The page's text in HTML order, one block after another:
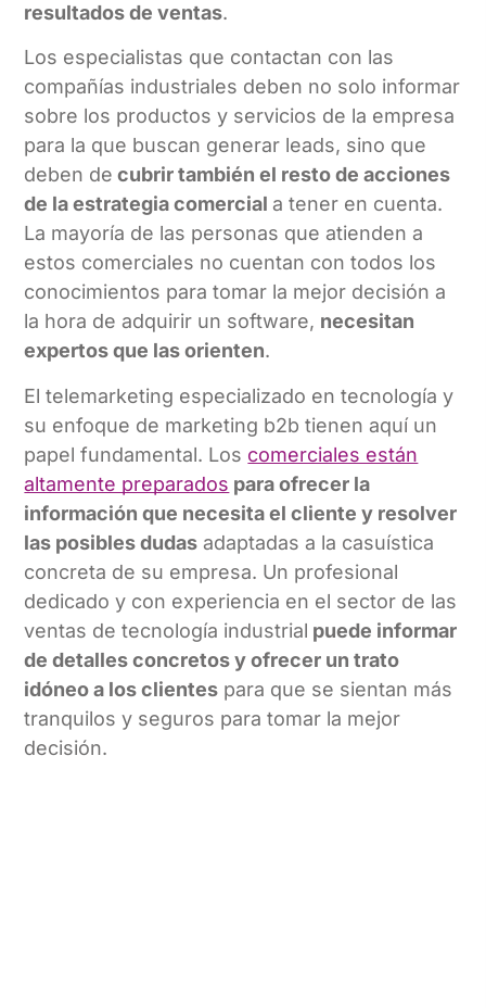
resultados de ventas.
Los especialistas que contactan con las
compañías industriales deben no solo informar
sobre los productos y servicios de la empresa
para la que buscan generar leads, sino que
deben de cubrir también el resto de acciones
de la estrategia comercial a tener en cuenta.
La mayoría de las personas que atienden a
estos comerciales no cuentan con todos los
conocimientos para tomar la mejor decisión a
la hora de adquirir un software, necesitan
expertos que las orienten.
El telemarketing especializado en tecnología y
su enfoque de marketing b2b tienen aquí un
papel fundamental. Los comerciales están
altamente preparados para ofrecer la
información que necesita el cliente y resolver
las posibles dudas adaptadas a la casuística
concreta de su empresa. Un profesional
dedicado y con experiencia en el sector de las
ventas de tecnología industrial puede informar
de detalles concretos y ofrecer un trato
idóneo a los clientes para que se sientan más
tranquilos y seguros para tomar la mejor
decisión.